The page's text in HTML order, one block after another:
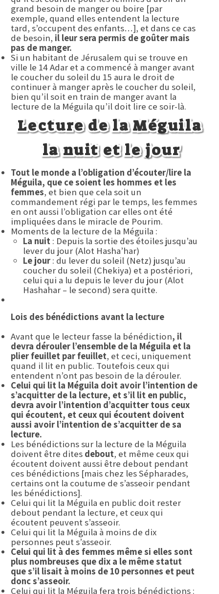
grand besoin de manger ou boire [par
exemple, quand elles entendent la lecture
tard, s’occupent des enfants…], et dans ce cas
de besoin, il leur sera permis de goûter mais
pas de manger.
Si un habitant de Jérusalem qui se trouve en
ville le 14 Adar et a commencé à manger avant
le coucher du soleil du 15 aura le droit de
continuer à manger après le coucher du soleil,
bien qu’il soit en train de manger avant la
lecture de la Méguila qu’il doit lire ce soir-là.
Lecture de la Méguila
la nuit et le jour
Tout le monde a l’obligation d’écouter/lire la
Méguila, que ce soient les hommes et les
femmes, et bien que cela soit un
commandement régi par le temps, les femmes
en ont aussi l’obligation car elles ont été
impliquées dans le miracle de Pourim.
Moments de la lecture de la Méguila :
La nuit : Depuis la sortie des étoiles jusqu’au
lever du jour (Alot Hasha’har)
Le jour : du lever du soleil (Netz) jusqu’au
coucher du soleil (Chekiya) et a postériori,
celui qui a lu depuis le lever du jour (Alot
Hashahar – le second) sera quitte.
Lois des bénédictions avant la lecture
Avant que le lecteur fasse la bénédiction, il
devra dérouler l’ensemble de la Méguila et la
plier feuillet par feuillet, et ceci, uniquement
quand il lit en public. Toutefois ceux qui
entendent n’ont pas besoin de la dérouler.
Celui qui lit la Méguila doit avoir l’intention de
s’acquitter de la lecture, et s’il lit en public,
devra avoir l’intention d’acquitter tous ceux
qui écoutent, et ceux qui écoutent doivent
aussi avoir l’intention de s’acquitter de sa
lecture.
Les bénédictions sur la lecture de la Méguila
doivent être dites debout, et même ceux qui
écoutent doivent aussi être debout pendant
ces bénédictions [mais chez les Sépharades,
certains ont la coutume de s’asseoir pendant
les bénédictions].
Celui qui lit la Méguila en public doit rester
debout pendant la lecture, et ceux qui
écoutent peuvent s’asseoir.
Celui qui lit la Méguila à moins de dix
personnes peut s’asseoir.
Celui qui lit à des femmes même si elles sont
plus nombreuses que dix a le même statut
que s’il lisait à moins de 10 personnes et peut
donc s’asseoir.
Celui qui lit la Méguila fera trois bénédictions :